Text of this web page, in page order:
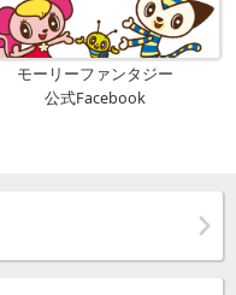
モーリーファンタジー
公式Facebook